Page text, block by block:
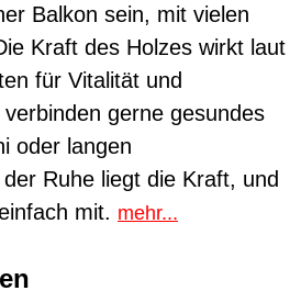
Balkon sein, mit vielen
Kraft des Holzes wirkt laut
für Vitalität und
gerne gesundes
oder langen
Ruhe liegt die Kraft, und
mit. mehr...